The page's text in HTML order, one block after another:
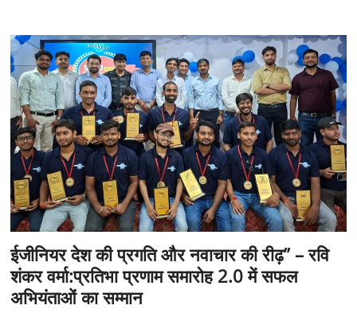
b
o
o
k
d
o
n
e
कल्याण
समिति
द्वारा
गणतंत्र
दिवस
समारोह
हर्षोल्लास
के
साथ
मनाया
गया
ईजीनियर देश की प्रगति और नवाचार की रीढ़” – रवि
शंकर वर्मा:प्रतिभा प्रणाम समारोह 2.0 में सफल
अभियंताओं का सम्मान